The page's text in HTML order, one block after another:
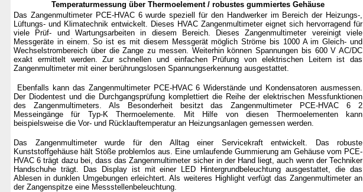
Temperaturmessung über Thermoelement / robustes gummiertes Gehäuse
Das Zangenmultimeter PCE-HVAC 6 wurde speziell für den Handwerker im Bereich der Heizungs-,
Lüftungs- und Klimatechnik entwickelt. Dieses HVAC Zangenmultimeter eignet sich hervorragend für
viele Prüf- und Wartungsarbeiten in diesem Bereich. Dieses Zangenmultimeter vereinigt viele
Messgeräte in einem. So ist es mit diesem Messgerät möglich Ströme bis 1000 A im Gleich- und
Wechselstrombereich über die Zange zu messen. Weiterhin können Spannungen bis 600 V AC/DC
exakt ermittelt werden. Zur schnellen und einfachen Prüfung von elektrischen Leitern ist das
Zangenmultimeter mit einer berührungslosen Spannungserkennung ausgestattet.
Ebenfalls kann das Zangenmultimeter PCE-HVAC 6 Widerstände und Kondensatoren ausmessen.
Der Diodentest und die Durchgangsprüfung komplettiert die Reihe der elektrischen Messfunktionen
des Zangenmultimeters. Als Besonderheit besitzt das Zangenmultimeter PCE-HVAC 6 2
Messeingänge für Typ-K Thermoelemente. Mit Hilfe von diesen Thermoelementen kann
beispielsweise die Vor- und Rücklauftemperatur an Heizungsanlagen gemessen werden.
Das Zangenmultimeter wurde für den Alltag einer Servicekraft entwickelt. Das robuste
Kunststoffgehäuse hält Stöße problemlos aus. Eine umlaufende Gummierung am Gehäuse vom PCE-
HVAC 6 trägt dazu bei, dass das Zangenmultimeter sicher in der Hand liegt, auch wenn der Techniker
Handschuhe trägt. Das Display ist mit einer LED Hintergrundbeleuchtung ausgestattet, die das
Ablesen in dunklen Umgebungen erleichtert. Als weiteres Highlight verfügt das Zangenmultimeter an
der Zangenspitze eine Messstellenbeleuchtung.